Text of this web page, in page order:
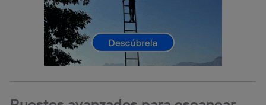
Si utilizas unaconexión de banda ancha
el marketing o análisis se realizará en función de las
actividades de navegación de los miembros del hogar
que hayan dado su consentimiento.
Si utilizasdatos móviles, el marketing será más
personalizado, ya que se basará únicamente en la
navegación del usuario del móvil.
Puedes gestionar los consentimientos Utiq seleccionando